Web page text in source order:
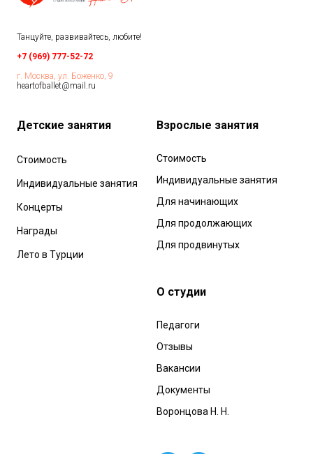
Танцуйте, развивайтесь, любите!
+7 (969) 777-52-72
г. Москва, ул. Боженко, 9
heartofballet@mail.ru
Детские занятия
Стоимость
Индивидуальные занятия
Концерты
Награды
Лето в Турции
Взрослые занятия
Стоимость
Индивидуальные занятия
Для начинающих
Для продолжающих
Для продвинутых
О студии
Педагоги
Отзывы
Вакансии
Документы
Воронцова Н. Н.